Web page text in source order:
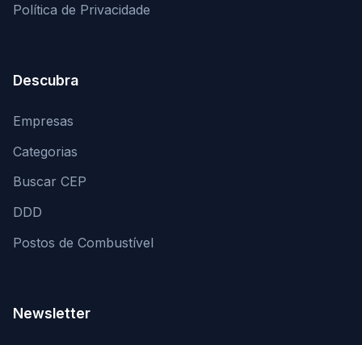
Política de Privacidade
Descubra
Empresas
Categorias
Buscar CEP
DDD
Postos de Combustível
Newsletter